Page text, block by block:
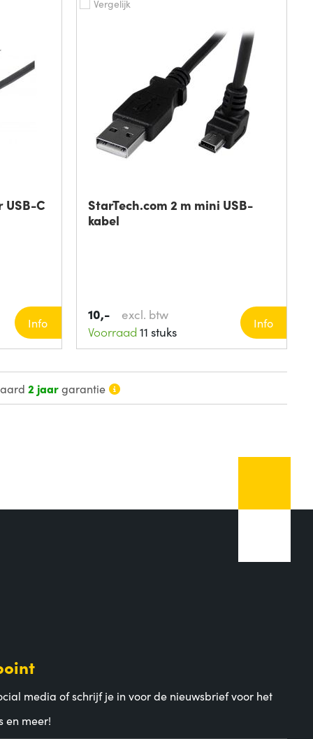
C
Info
Vergelijk
StarTech.com 2 m mini USB-
kabel
10,-
excl. btw
Voorraad 11 stuks
Info
2 jaargarantie
media of schrijf je in voor de nieuwsbrief voor het
en meer!